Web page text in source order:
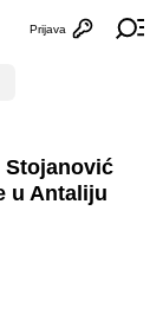
Otvori
Prijava
Stojanović
u Antaliju